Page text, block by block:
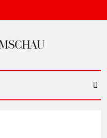
Umschau